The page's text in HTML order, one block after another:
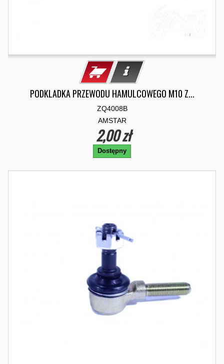
PODKLADKA PRZEWODU HAMULCOWEGO M10 Z...
ZQ4008B
AMSTAR
2,00 zł
Dostępny